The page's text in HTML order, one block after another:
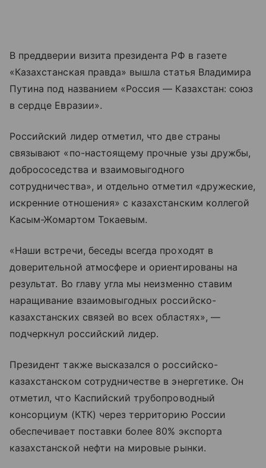
В преддверии визита президента РФ в газете
«Казахстанская правда» вышла статья Владимира
Путина под названием «Россия — Казахстан: союз
в сердце Евразии».
Российский лидер отметил, что две страны
связывают «по-настоящему прочные узы дружбы,
добрососедства и взаимовыгодного
сотрудничества», и отдельно отметил «дружеские,
искренние отношения» с казахстанским коллегой
Касым-Жомартом Токаевым.
«Наши встречи, беседы всегда проходят в
доверительной атмосфере и ориентированы на
результат. Во главу угла мы неизменно ставим
наращивание взаимовыгодных российско-
казахстанских связей во всех областях», —
подчеркнул российский лидер.
Президент также высказался о российско-
казахстанском сотрудничестве в энергетике. Он
отметил, что Каспийский трубопроводный
консорциум (КТК) через территорию России
обеспечивает поставки более 80% экспорта
казахстанской нефти на мировые рынки.